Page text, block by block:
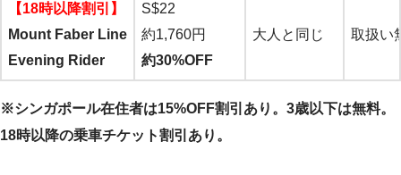
【18時以降割引】
Mount Faber Line
Evening Rider
S$22
約1,760円
約30%OFF
大人と同じ 取扱い
※シンガポール在住者は15%OFF割引あり。3歳以下は無料。
18時以降の乗車チケット割引あり。